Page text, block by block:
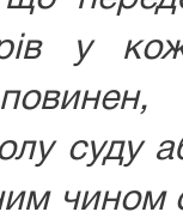
у
суду
чином